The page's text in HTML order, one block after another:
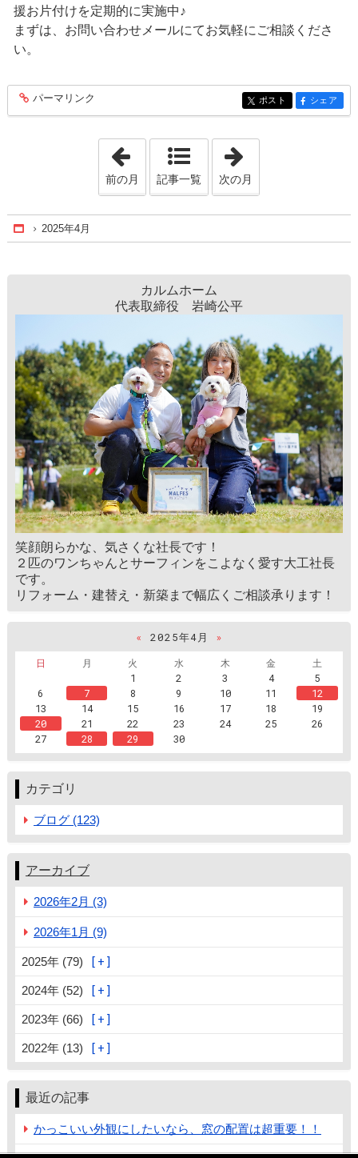
援お片付けを定期的に実施中♪
まずは、お問い合わせメールにてお気軽にご相談くださ
い。
entry363
パーマリンク entry363
ポスト entry363
シェア
「2025年3月」
前の月 記事一覧 次の月
Home
2025年4月
カルムホーム
代表取締役 岩崎公平
笑顔朗らかな、気さくな社長です！
２匹のワンちゃんとサーフィンをこよなく愛す大工社長
です。
リフォーム・建替え・新築まで幅広くご相談承ります！
« 2025年4月
»
日
月 火 水 木 金
土
1
2 3 4
5
6
7 8 9 10 11
12
13
14 15 16 17 18
19
20
21 22 23 24 25
26
27
28 29 30
カテゴリ
ブログ (123)
アーカイブ
2026年2月 (3)
2026年1月 (9)
2025年 (79)
2024年 (52)
2023年 (66)
2022年 (13)
最近の記事
かっこいい外観にしたいなら、窓の配置は超重要！！